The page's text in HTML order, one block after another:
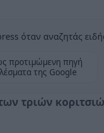
όταν αναζητάς
προτιμώμενη πηγή
της Google
τριών